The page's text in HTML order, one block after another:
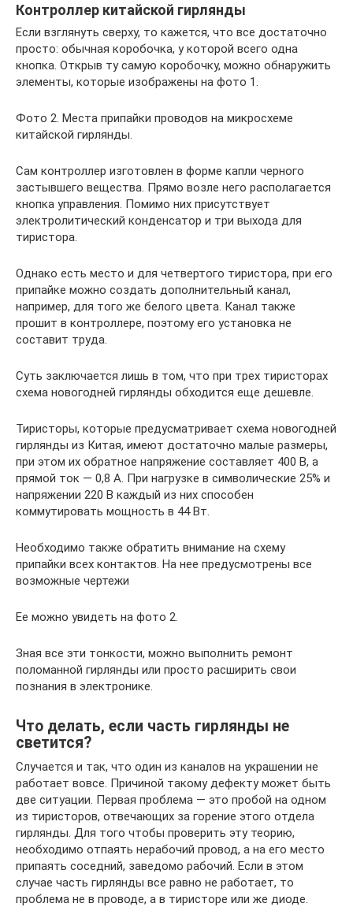
Контроллер китайской гирлянды
Если взглянуть сверху, то кажется, что все достаточно
просто: обычная коробочка, у которой всего одна
кнопка. Открыв ту самую коробочку, можно обнаружить
элементы, которые изображены на фото 1.
Фото 2. Места припайки проводов на микросхеме
китайской гирлянды.
Сам контроллер изготовлен в форме капли черного
застывшего вещества. Прямо возле него располагается
кнопка управления. Помимо них присутствует
электролитический конденсатор и три выхода для
тиристора.
Однако есть место и для четвертого тиристора, при его
припайке можно создать дополнительный канал,
например, для того же белого цвета. Канал также
прошит в контроллере, поэтому его установка не
составит труда.
Суть заключается лишь в том, что при трех тиристорах
схема новогодней гирлянды обходится еще дешевле.
Тиристоры, которые предусматривает схема новогодней
гирлянды из Китая, имеют достаточно малые размеры,
при этом их обратное напряжение составляет 400 В, а
прямой ток — 0,8 А. При нагрузке в символические 25% и
напряжении 220 В каждый из них способен
коммутировать мощность в 44 Вт.
Необходимо также обратить внимание на схему
припайки всех контактов. На нее предусмотрены все
возможные чертежи
Ее можно увидеть на фото 2.
Зная все эти тонкости, можно выполнить ремонт
поломанной гирлянды или просто расширить свои
познания в электронике.
Что делать, если часть гирлянды не
светится?
Случается и так, что один из каналов на украшении не
работает вовсе. Причиной такому дефекту может быть
две ситуации. Первая проблема — это пробой на одном
из тиристоров, отвечающих за горение этого отдела
гирлянды. Для того чтобы проверить эту теорию,
необходимо отпаять нерабочий провод, а на его место
припаять соседний, заведомо рабочий. Если в этом
случае часть гирлянды все равно не работает, то
проблема не в проводе, а в тиристоре или же диоде.